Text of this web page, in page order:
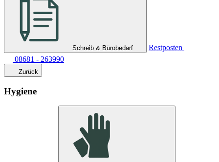
Schreib & Bürobedarf
Restposten
08681 - 263990
Zurück
Hygiene